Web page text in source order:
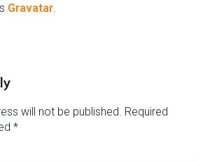
Gravatar
will not be published. Required
*